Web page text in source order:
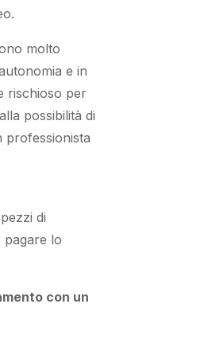
.
molto
e in
rischioso per
possibilità di
professionista
di
lo
con un